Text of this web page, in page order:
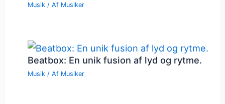
Musik / Af Musiker
Beatbox: En unik fusion af lyd og rytme.
Musik / Af Musiker